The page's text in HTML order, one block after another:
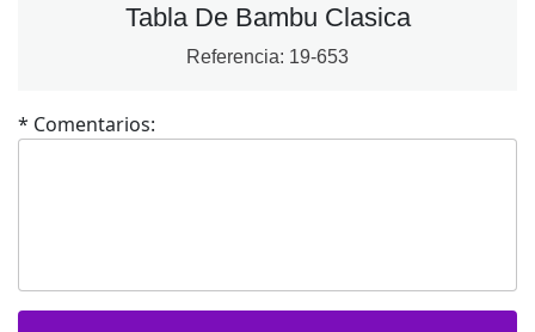
Tabla De Bambu Clasica
Referencia: 19-653
* Comentarios: